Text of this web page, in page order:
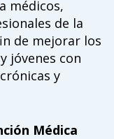
médicos,
de la
de mejorar los
jóvenes con
y
Médica